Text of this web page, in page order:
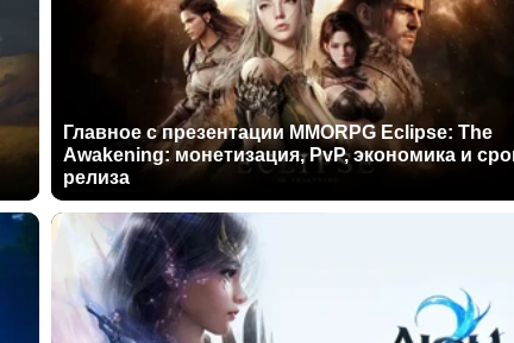
Главное с презентации MMORPG Eclipse: The
Awakening: монетизация, PvP, экономика и
релиза